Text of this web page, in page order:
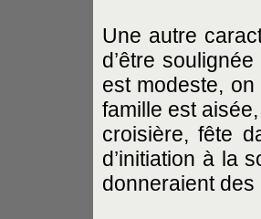
Une autre
d’être
est modeste,
famille est
croisière, fête
d’initiation à la
donneraient des